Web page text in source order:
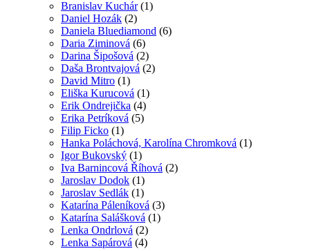
Branislav Kuchár(1)
Daniel Hozák (2)
Daniela Bluediamond (6)
Daria Ziminová (6)
Darina Šipošová (2)
Daša Brontvajová (2)
David Mitro (1)
Eliška Kurucová (1)
Erik Ondrejička (4)
Erika Petríková (5)
Filip Ficko (1)
Hanka Poláchová, Karolína Chromková (1)
Igor Bukovský (1)
Iva Barnincová Říhová (2)
Jaroslav Dodok (1)
Jaroslav Sedlák (1)
Katarína Páleníková (3)
Katarína Salášková (1)
Lenka Ondrlová (2)
Lenka Sapárová (4)